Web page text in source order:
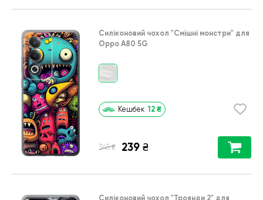
Силіконовий чохол "Смішні монстри" для
Oppo A80 5G
Кешбек 12 ₴
345 ₴ 239 ₴
Силіконовий чохол "Троянди 2" для